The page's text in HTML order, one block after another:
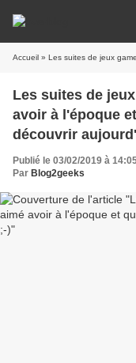
Accueil » Les suites de jeux game boy
Les suites de
avoir à l'époque
découvrir
Publié le 03/02/2019 à
Par Blog2geeks